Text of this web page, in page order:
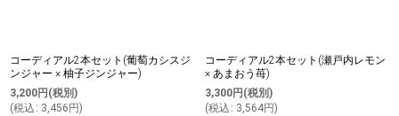
コーディアル2本セット(葡萄カシスジ
ンジャー × 柚子ジンジャー)
3,200円 (税別)
(税込 : 3,456 円)
コーディアル2本セット(瀬戸内レモン
× あまおう苺)
3,300円 (税別)
(税込 : 3,564円)